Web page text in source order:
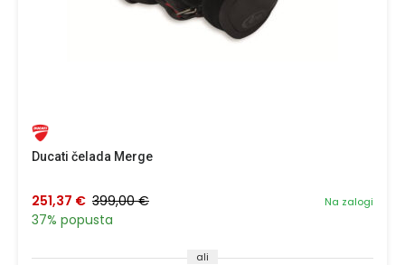
Ducati čelada Merge
Na zalogi
251,37 € 399,00 €
37% popusta
ali